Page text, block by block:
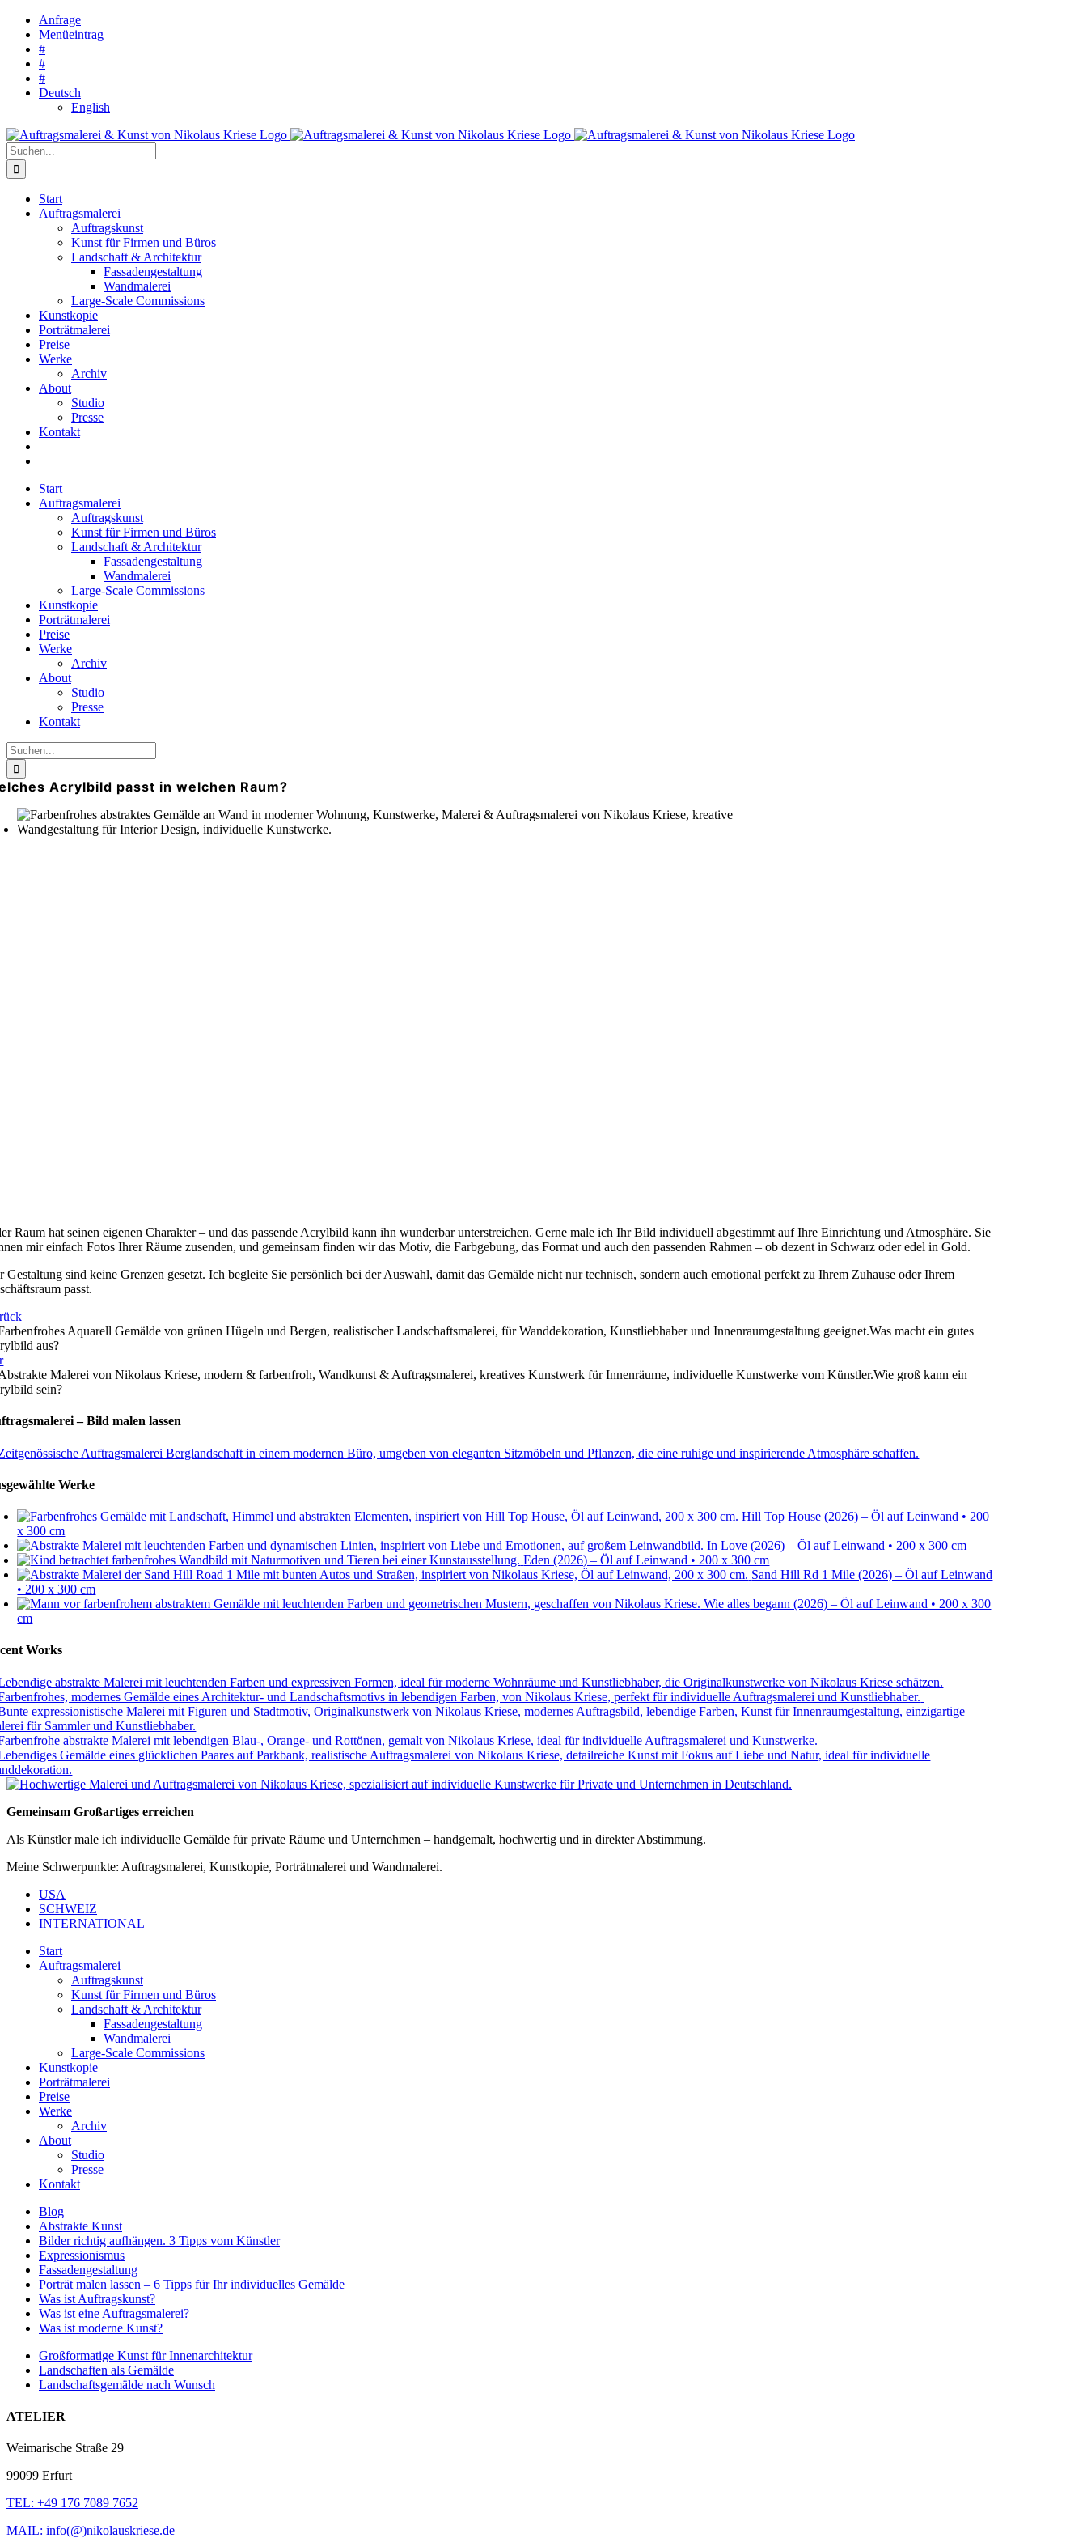
Zum
Inhalt
springen
Anfrage
Menüeintrag
#
#
#
Deutsch
English
Suche
nach:
Start
Auftragsmalerei
Auftragskunst
Kunst für Firmen und Büros
Landschaft & Architektur
Fassadengestaltung
Wandmalerei
Large-Scale Commissions
Kunstkopie
Porträtmalerei
Preise
Werke
Archiv
About
Studio
Presse
Kontakt
Start
Auftragsmalerei
Auftragskunst
Kunst für Firmen und Büros
Landschaft & Architektur
Fassadengestaltung
Wandmalerei
Large-Scale Commissions
Kunstkopie
Porträtmalerei
Preise
Werke
Archiv
About
Studio
Presse
Kontakt
Suche
nach:
Acrylbild passt in welchen Raum?
Raum hat seinen eigenen Charakter – und das passende Acrylbild kann ihn wunderbar unterstreichen. Gerne male ich Ihr Bild individuell abgestimmt auf Ihre Einrichtung und Atmosphäre. Sie
mir einfach Fotos Ihrer Räume zusenden, und gemeinsam finden wir das Motiv, die Farbgebung, das Format und auch den passenden Rahmen – ob dezent in Schwarz oder edel in Gold.
Gestaltung sind keine Grenzen gesetzt. Ich begleite Sie persönlich bei der Auswahl, damit das Gemälde nicht nur technisch, sondern auch emotional perfekt zu Ihrem Zuhause oder Ihrem
passt.
Was macht ein gutes
aus?
Wie groß kann ein
sein?
– Bild malen lassen
Werke
Hill Top House (2026) – Öl auf Leinwand • 200
x 300 cm
In Love (2026) – Öl auf Leinwand • 200 x 300 cm
Eden (2026) – Öl auf Leinwand • 200 x 300 cm
Sand Hill Rd 1 Mile (2026) – Öl auf Leinwand
• 200 x 300 cm
Wie alles begann (2026) – Öl auf Leinwand • 200 x 300
cm
Works
Gemeinsam Großartiges erreichen
Als Künstler male ich individuelle Gemälde für private Räume und Unternehmen – handgemalt, hochwertig und in direkter Abstimmung.
Meine Schwerpunkte: Auftragsmalerei, Kunstkopie, Porträtmalerei und Wandmalerei.
USA
SCHWEIZ
INTERNATIONAL
Start
Auftragsmalerei
Auftragskunst
Kunst für Firmen und Büros
Landschaft & Architektur
Fassadengestaltung
Wandmalerei
Large-Scale Commissions
Kunstkopie
Porträtmalerei
Preise
Werke
Archiv
About
Studio
Presse
Kontakt
Blog
Abstrakte Kunst
Bilder richtig aufhängen. 3 Tipps vom Künstler
Expressionismus
Fassadengestaltung
Porträt malen lassen – 6 Tipps für Ihr individuelles Gemälde
Was ist Auftragskunst?
Was ist eine Auftragsmalerei?
Was ist moderne Kunst?
Großformatige Kunst für Innenarchitektur
Landschaften als Gemälde
Landschaftsgemälde nach Wunsch
ATELIER
Weimarische Straße 29
99099 Erfurt
TEL: +49 176 7089 7652
MAIL: info(@)nikolauskriese.de